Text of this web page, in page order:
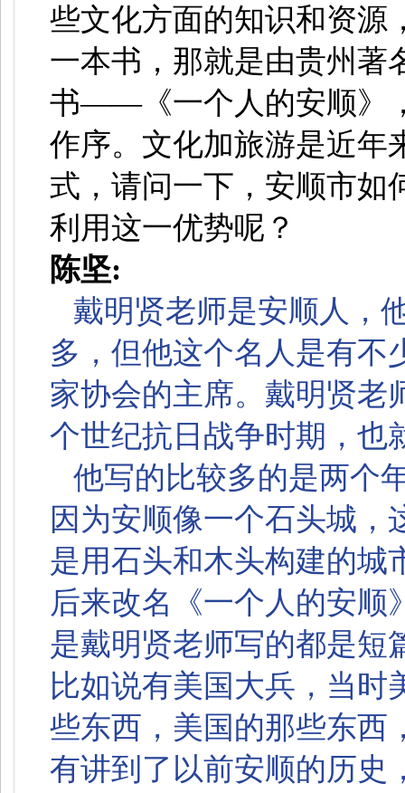
些文化方面的知识和资源
一本书，那就是由贵州著
书——《一个人的安顺》
作序。文化加旅游是近年
式，请问一下，安顺市如
利用这一优势呢？
陈坚:
戴明贤老师是安顺人，
多，但他这个名人是有不
家协会的主席。戴明贤老
个世纪抗日战争时期，也
他写的比较多的是两个
因为安顺像一个石头城，
是用石头和木头构建的城
后来改名《一个人的安顺
是戴明贤老师写的都是短
比如说有美国大兵，当时
些东西，美国的那些东西
有讲到了以前安顺的历史